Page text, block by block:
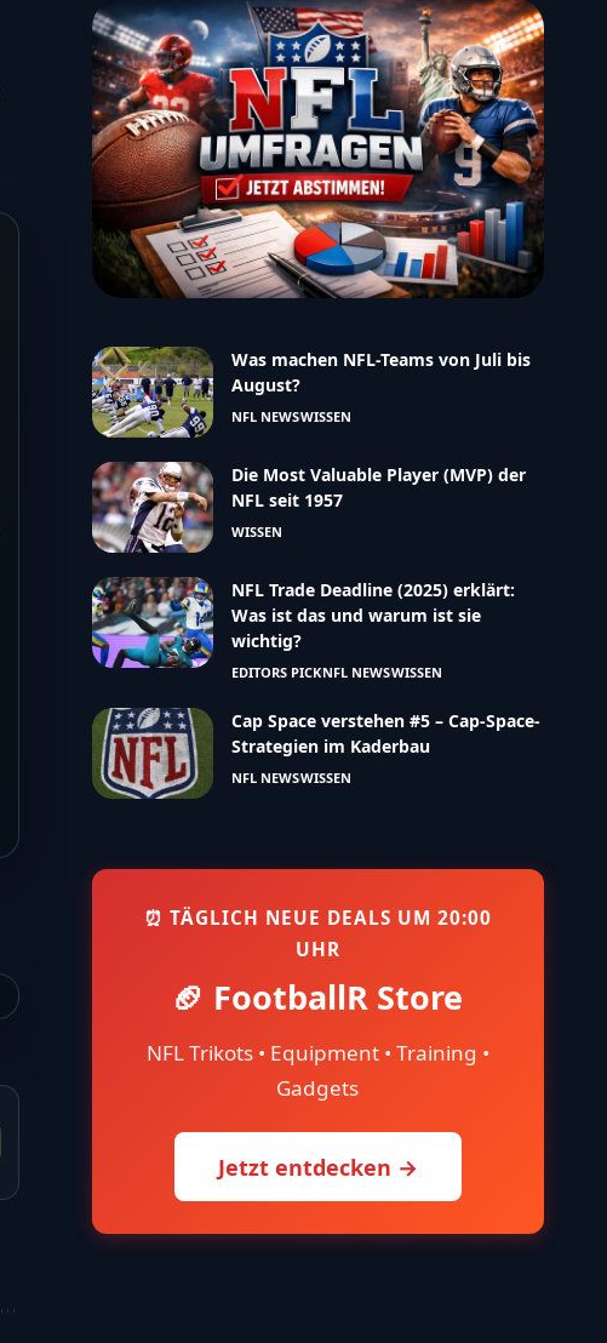
Was machen NFL-Teams von Juli bis
August?
NFL NEWSWISSEN
Die Most Valuable Player (MVP) der
NFL seit 1957
WISSEN
NFL Trade Deadline (2025) erklärt:
Was ist das und warum ist sie
wichtig?
EDITORS PICKNFL NEWSWISSEN
Cap Space verstehen #5 – Cap-Space-
Strategien im Kaderbau
NFL NEWSWISSEN
⏰ TÄGLICH NEUE DEALS UM 20:00
UHR
🏈 FootballR Store
NFL Trikots • Equipment • Training •
Gadgets
Jetzt entdecken →